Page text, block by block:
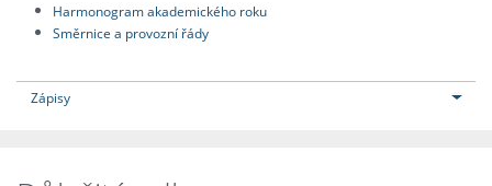
Harmonogram akademického roku
Směrnice a provozní řády
Zápisy